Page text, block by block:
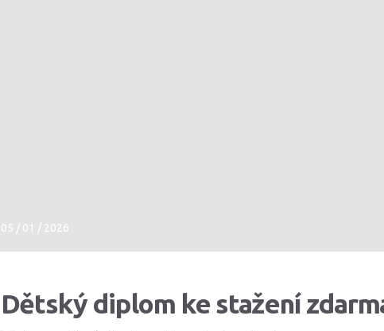
05 / 01 / 2026
Dětský diplom ke stažení